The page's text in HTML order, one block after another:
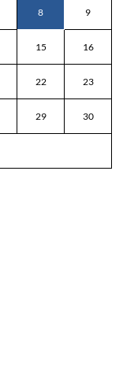
8 9
15 16
22 23
29 30